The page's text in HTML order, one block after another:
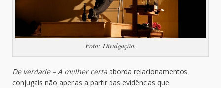
Foto: Divulgação.
De verdade – A mulher certa aborda relacionamentos
conjugais não apenas a partir das evidências que